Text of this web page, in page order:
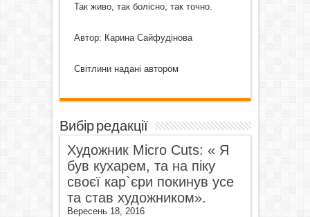
Так живо, так болісно, так точно.
Автор: Карина Сайфудінова
Світлини надані автором
Вибір редакції
Художник Micro Cuts: « Я
був кухарем, та на піку
своєї кар`єри покинув усе
та став художником».
Вересень 18, 2016